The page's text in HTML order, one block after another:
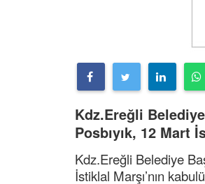
Kdz.Ereğli
Posbıyık, 12 Mart
Kdz.Ereğli Belediye
İstiklal Marşı’nın